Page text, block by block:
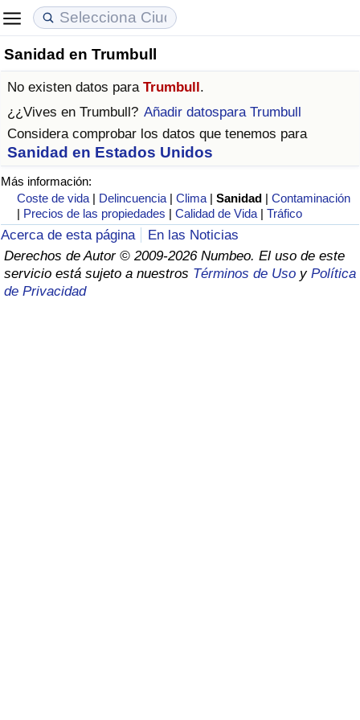
Sanidad en Trumbull
No existen datos para Trumbull.
¿¿Vives en Trumbull? Añadir datospara Trumbull
Considera comprobar los datos que tenemos para
Sanidad en Estados Unidos
Más información:
Coste de vida | Delincuencia |Clima |Sanidad |Contaminación
| Precios de las propiedades |Calidad de Vida |Tráfico
Acerca de esta página
En las Noticias
Derechos de Autor © 2009-2026 Numbeo. El uso de este
servicio está sujeto a nuestros Términos de Uso y Política
de Privacidad
Coste de vida
Índice de Costo de Vida
Índice de costo de vida por país
en aqaba
Precios de las propiedades
Índice de Precios de Inmuebles
Índice de Precios de Inmuebles por País
Calidad de Vida
Índice de Calidad de Vida (Actual)
Índice de calidad de vida por país
Delincuencia
Calificación del Índice de Criminalidad
(Actual)